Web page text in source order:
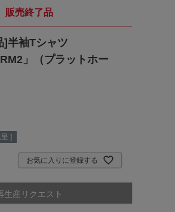
販売終了品
]半袖Tシャツ
」（プラットホー
]
お気に入りに登録する
生産リクエスト